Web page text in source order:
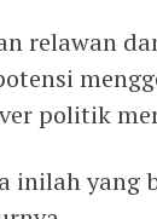
relawan
politik
inilah yang